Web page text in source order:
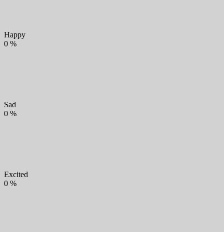
Happy
0 %
Sad
0 %
Excited
0 %